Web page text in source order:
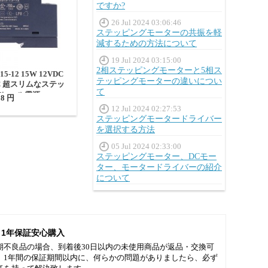
ですか?
26 Jul 2024 03:06:46
ステッピングモーターの共振を軽
減するための方法について
19 Jul 2024 03:15:00
2相ステッピングモーターと5相ス
テッピングモーターの違いについ
て
12 Jul 2024 02:27:53
ステッピングモータードライバー
を選択する方法
05 Jul 2024 02:33:00
ステッピングモーター、DCモー
ター、モータードライバーの紹介
について
12 15W 12VDC
超スリムなステッ
ール電源
円
1年保証安心購入
不良品の場合、到着後30日以内の未使用商品が返品・交換可
1年間の保証期間以内に、何らかの問題がありましたら、必ず